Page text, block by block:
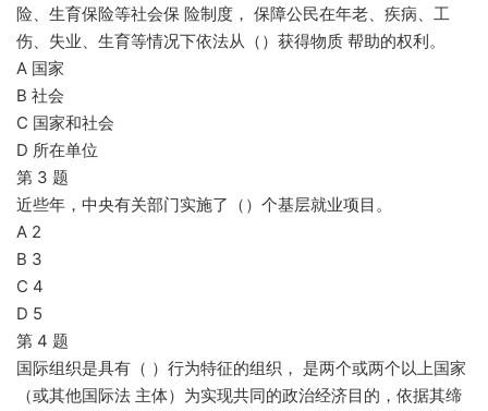
险、生育保险等社会保 险制度， 保障公民在年老、疾病、工
伤、失业、生育等情况下依法从（）获得物质 帮助的权利。
A 国家
B 社会
C 国家和社会
D 所在单位
第 3 题
近些年，中央有关部门实施了（）个基层就业项目。
A 2
B 3
C 4
D 5
第 4 题
国际组织是具有（ ）行为特征的组织， 是两个或两个以上国家
（或其他国际法 主体）为实现共同的政治经济目的，依据其缔